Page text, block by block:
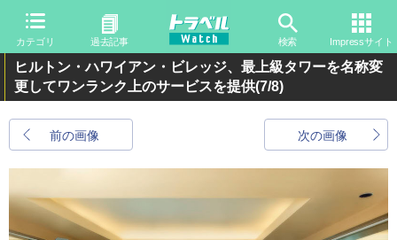
カテゴリ 過去記事 検索 Impressサイト
ヒルトン・ハワイアン・ビレッジ、最上級タワーを名称変
更してワンランク上のサービスを提供(7/8)
前の画像 次の画像